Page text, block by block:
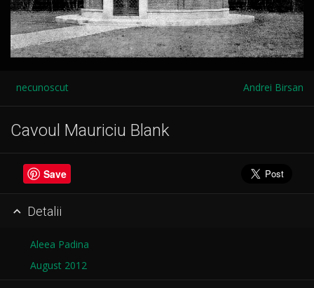
necunoscut Andrei Birsan
Cavoul Mauriciu Blank
Save
 Detalii
Aleea Padina
August 2012